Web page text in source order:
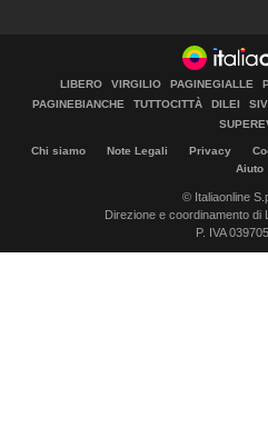
LIBERO VIRGILIO PAGINEGIALLE
PAGINEBIANCHE
TUTTOCITTÀ DILEI
Chi siamo Note Legali Privacy
Aiuto
© Italiaonline
Direzione e coordinamento di
P. IVA